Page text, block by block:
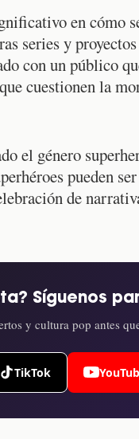
en cómo
series y
con un público
cuestionen la
el género
pueden
de
Síguenos
y cultura pop antes
TikTok